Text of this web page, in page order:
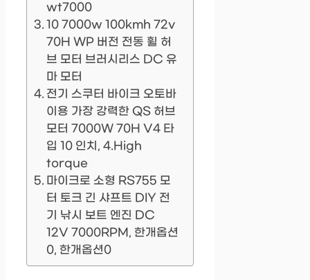
wt7000
10 7000w 100kmh 72v
70H WP 버전 전동 휠 허
브 모터 브러시리스 DC 유
마 모터
전기 스쿠터 바이크 오토바
이용 가장 강력한 QS 허브
모터 7000W 70H V4 타
입 10 인치, 4.High
torque
마이크로 소형 RS755 모
터 토크 긴 샤프트 DIY 전
기 낚시 보트 엔진 DC
12V 7000RPM, 한개옵션
0, 한개옵션0